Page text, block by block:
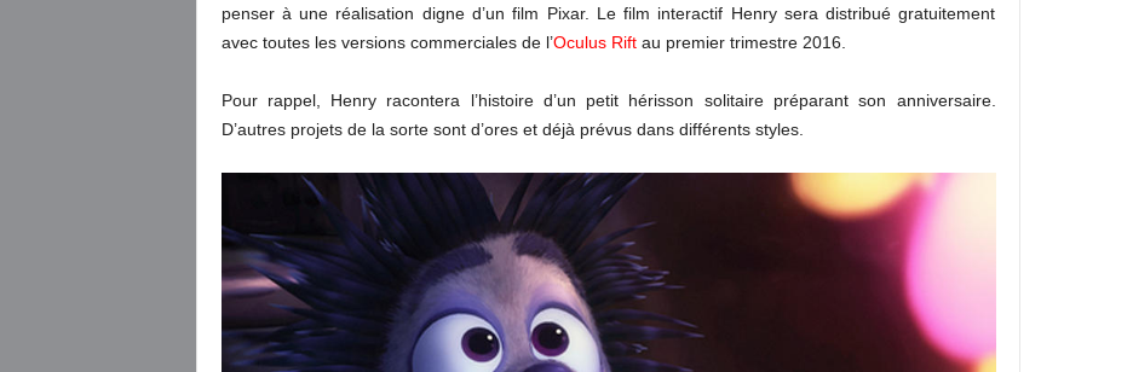
penser à une réalisation digne d’un film Pixar. Le film interactif Henry sera distribué gratuitement
avec toutes les versions commerciales de l’Oculus Riftau premier trimestre 2016.
Pour rappel, Henry racontera l’histoire d’un petit hérisson solitaire préparant son anniversaire.
D’autres projets de la sorte sont d’ores et déjà prévus dans différents styles.